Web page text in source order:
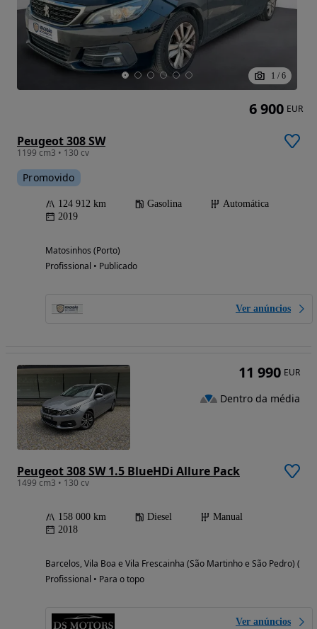
1 / 6
Peugeot 308 SW
1199 cm3 • 130 cv
Promovido
124 912 km Gasolina
Automática
2019
Matosinhos (Porto)
Profissional • Publicado
Ver anúncios
6 900 EUR
Peugeot 308 SW 1.5 BlueHDi Allure Pack
1499 cm3 • 130 cv
158 000 km Diesel
Manual
2018
Barcelos, Vila Boa e Vila Frescainha (São Martinho e São Pedro)
Profissional • Para o topo
Ver anúncios
11 990 EUR
Dentro da média